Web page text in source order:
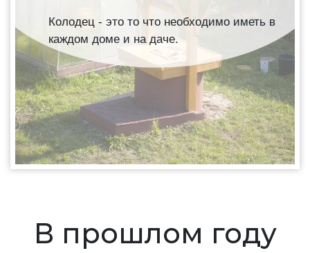
Колодец - это то что необходимо иметь в
каждом доме и на даче.
В прошлом году